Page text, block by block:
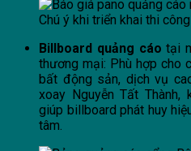
Chú ý khi triển khai thi
Billboard quảng cáo tại
thương mại: Phù hợp cho
bất động sản, dịch vụ
xoay Nguyễn Tất Thành,
giúp billboard phát huy
tâm.